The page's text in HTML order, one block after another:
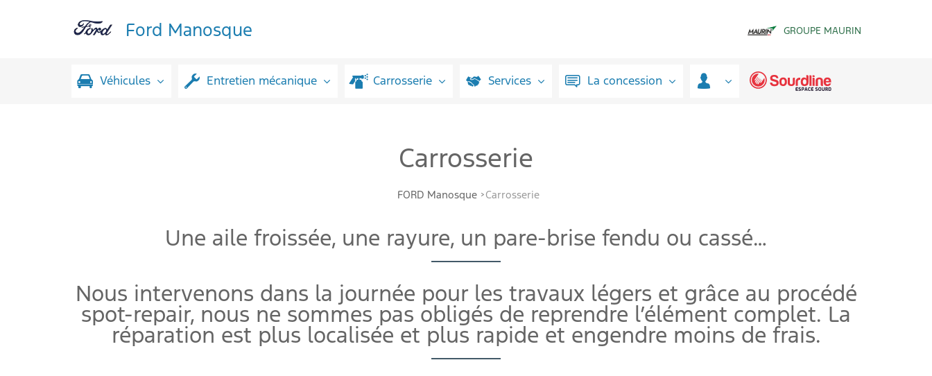
Ford Manosque GROUPE MAURIN
Véhicules Entretien mécanique Carrosserie Services La concession
Carrosserie
FORD Manosque Carrosserie
Une aile froissée, une rayure, un pare-brise fendu ou cassé…
Nous intervenons dans la journée pour les travaux légers et grâce au procédé
spot-repair, nous ne sommes pas obligés de reprendre l’élément complet. La
réparation est plus localisée et plus rapide et engendre moins de frais.